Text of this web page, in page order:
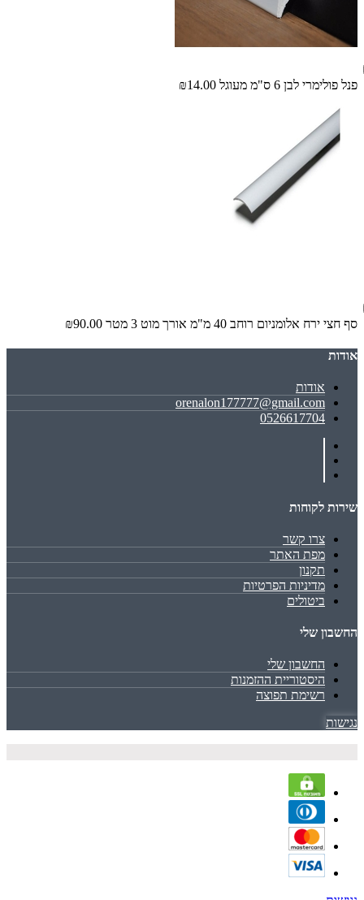
פנל פולימרי לבן 6 ס"מ מעוגל ₪14.00
סף חצי ירח אלומניום רוחב 40 מ"מ אורך מוט 3 מטר ₪90.00
אודות
אודות
orenalon177777@gmail.com
0526617704
שירות לקוחות
צרו קשר
מפת האתר
תקנון
מדיניות הפרטיות
ביטולים
החשבון שלי
החשבון שלי
היסטוריית ההזמנות
רשימת תפוצה
נגישות